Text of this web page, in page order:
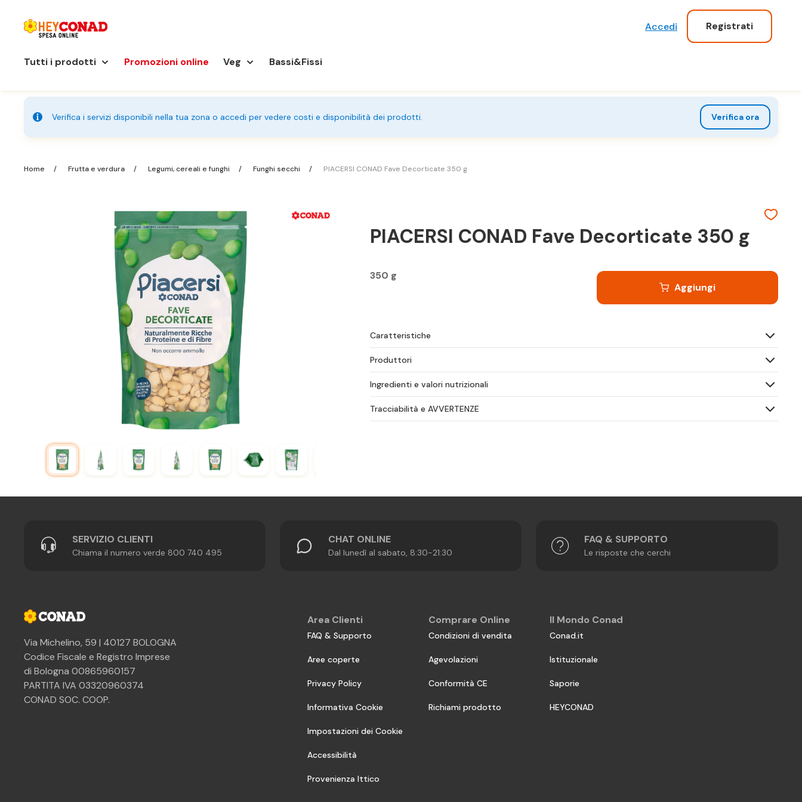
Accedi Registrati
Tutti i prodotti Promozioni online Veg Bassi&Fissi
Verifica i servizi disponibili nella tua zona o accedi per vedere costi e disponibilità dei prodotti. Verifica ora
Home Frutta e verdura Legumi, cereali e funghi Funghi secchi PIACERSI CONAD Fave Decorticate 350 g
PIACERSI CONAD Fave Decorticate 350 g
350 g
Aggiungi
Caratteristiche
Produttori
Ingredienti e valori nutrizionali
Tracciabilità e AVVERTENZE
SERVIZIO CLIENTI
Chiama il numero verde 800 740 495
CHAT ONLINE
Dal lunedì al sabato, 8:30-21:30
FAQ & SUPPORTO
Le risposte che cerchi
Via Michelino, 59 | 40127 BOLOGNA
Codice Fiscale e Registro Imprese
di Bologna 00865960157
PARTITA IVA 03320960374
CONAD SOC. COOP.
Area Clienti
FAQ & Supporto
Aree coperte
Privacy Policy
Informativa Cookie
Impostazioni dei Cookie
Accessibilità
Provenienza Ittico
Comprare Online
Condizioni di vendita
Agevolazioni
Conformità CE
Richiami prodotto
Il Mondo Conad
Conad.it
Istituzionale
Saporie
HEYCONAD